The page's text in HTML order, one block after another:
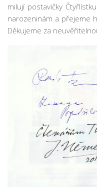
Lidé
Fotogalerie
Knihobudky
Spolupráce
Podporují nás
Doporučujeme
milují postavičky
narozeninám a přejeme
Děkujeme za